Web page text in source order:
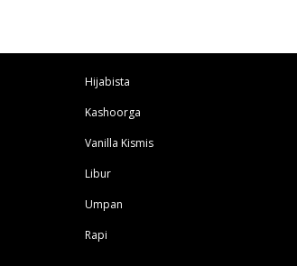
Hijabista
Kashoorga
Vanilla Kismis
Libur
Umpan
Rapi